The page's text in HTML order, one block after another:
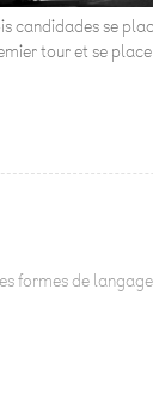
candidades se
tour et se
formes de